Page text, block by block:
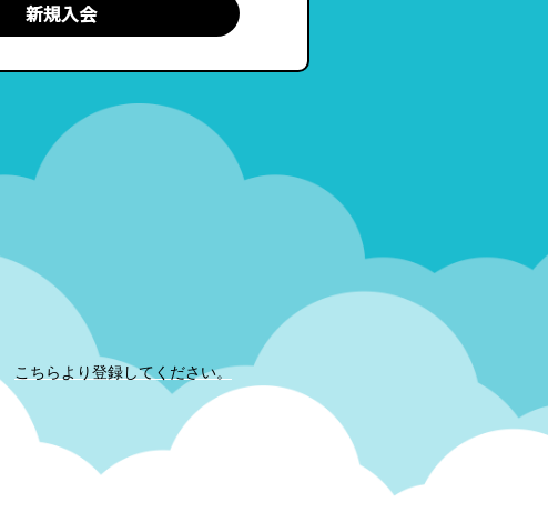
こちらより登録してください。